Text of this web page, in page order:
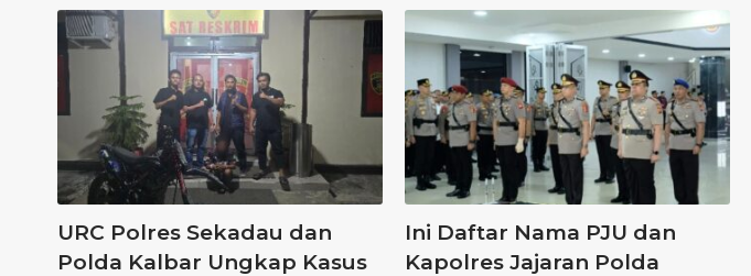
URC Polres Sekadau dan
Polda Kalbar Ungkap Kasus
Ini Daftar Nama PJU dan
Kapolres Jajaran Polda